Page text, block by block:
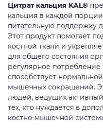
Цитрат кальция KAL®
кальция в каждой
питательную поддержку
Этот продукт помогает
костной ткани и
для общего состояния
регулярное потребление
способствует
мышечных сокращений.
людей, ведущих
тех, кто нуждается в
костно-мышечной